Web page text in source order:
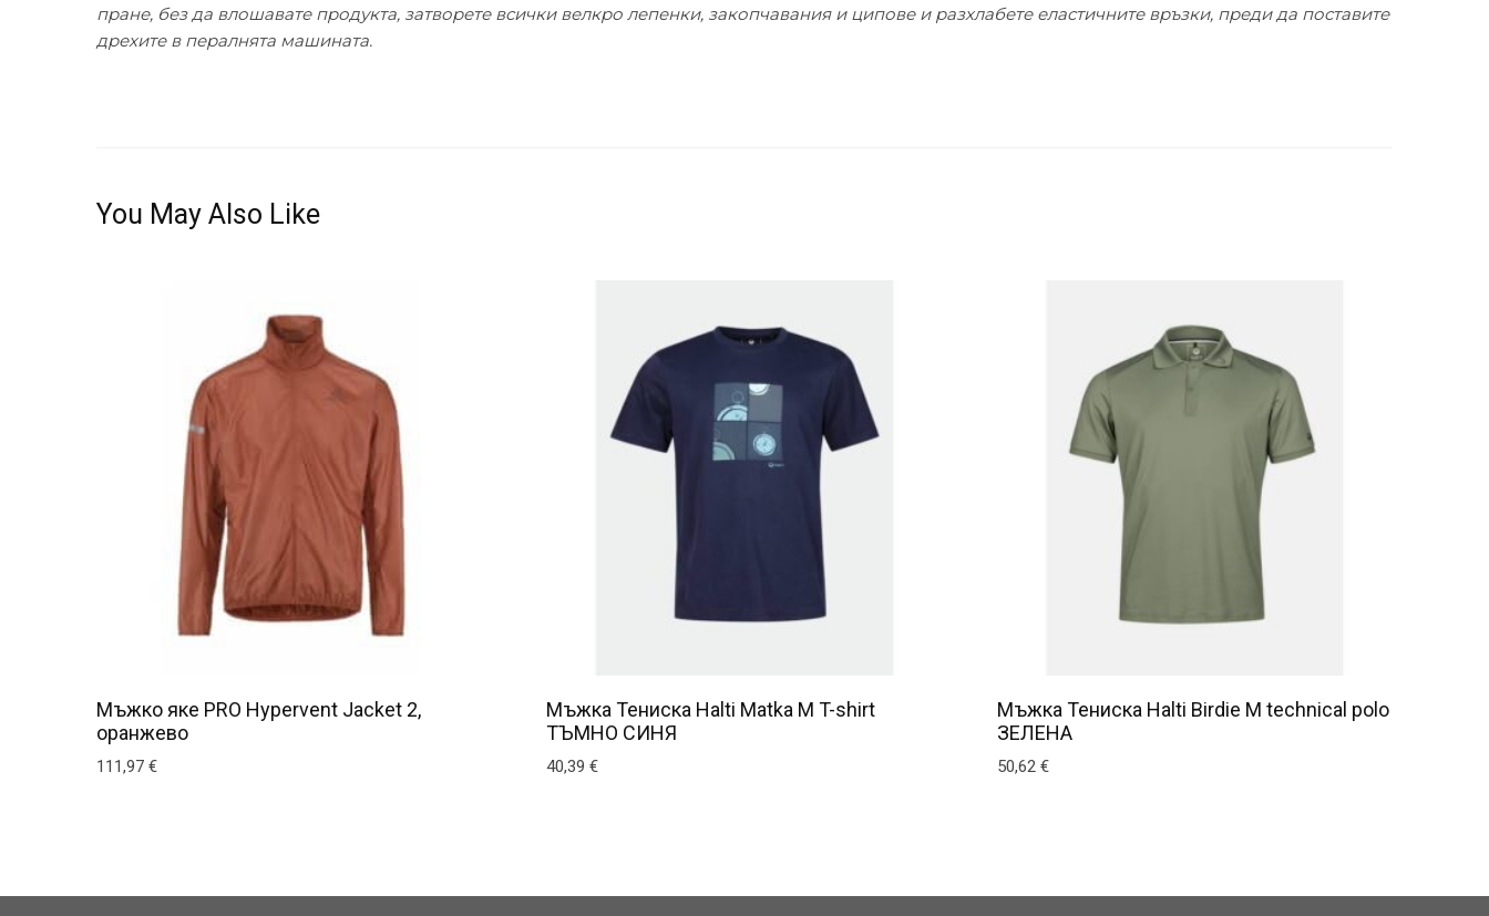
пране, без да влошавате продукта, затворете всички велкро лепенки, закопчавания и ципове и разхлабете еластичните връзки, преди да поставите
дрехите в пералнята машината.
You May Also Like
Мъжко яке PRO Hypervent Jacket 2,
оранжево
111,97 €
Мъжка Тениска Halti Matka M T-shirt
ТЪМНО СИНЯ
40,39€
Мъжка Тениска Halti Birdie M technical polo
ЗЕЛЕНА
50,62 €